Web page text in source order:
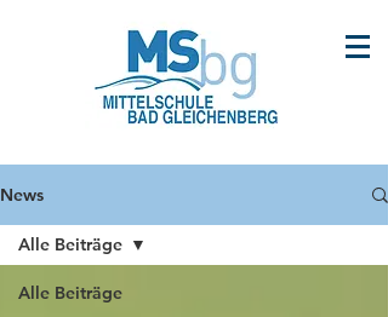
News
Alle Beiträge
Alle Beiträge